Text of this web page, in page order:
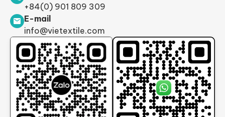
+84(0) 901 809 309
E-mail
info@vietextile.com